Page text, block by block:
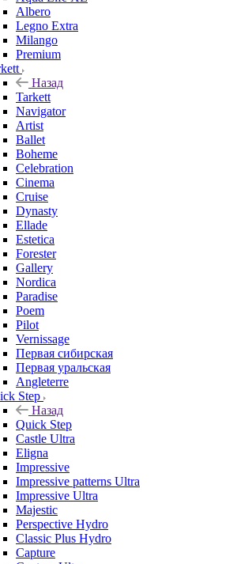
Albero
Legno Extra
Milango
Premium
Назад
Tarkett
Navigator
Artist
Ballet
Boheme
Celebration
Cinema
Cruise
Dynasty
Ellade
Estetica
Forester
Gallery
Nordica
Paradise
Poem
Pilot
Vernissage
Первая сибирская
Первая уральская
Angleterre
Step
Назад
Quick Step
Castle Ultra
Eligna
Impressive
Impressive patterns Ultra
Impressive Ultra
Majestic
Perspective Hydro
Classic Plus Hydro
Capture